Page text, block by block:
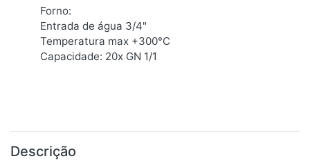
Forno:
Entrada de água 3/4"
Temperatura max +300°C
Capacidade: 20x GN 1/1
Descrição